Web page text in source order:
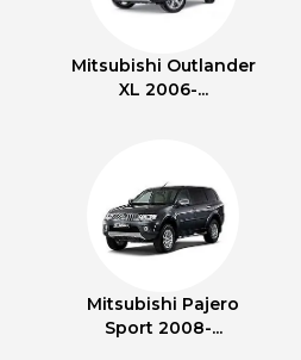
Mitsubishi Outlander
XL 2006-...
Mitsubishi Pajero
Sport 2008-...